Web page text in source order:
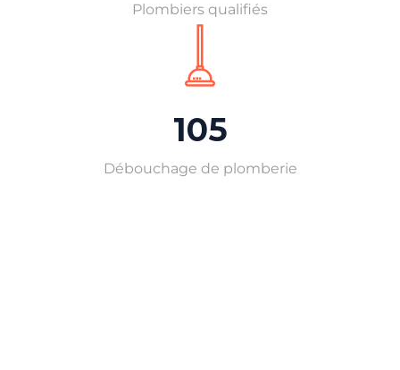
Plombiers qualifiés
105
Débouchage de plomberie